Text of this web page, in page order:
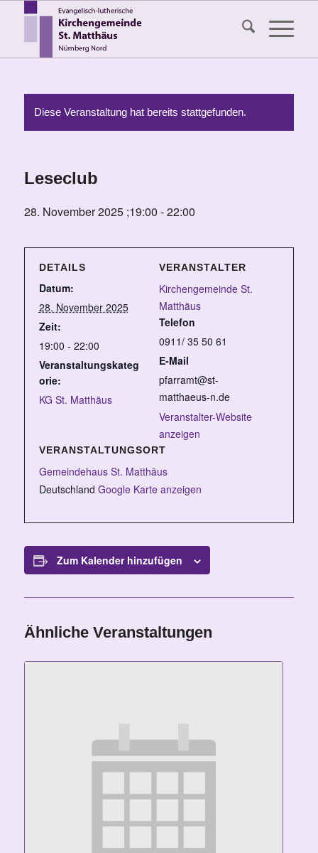
Diese Veranstaltung hat bereits stattgefunden.
Leseclub
28. November 2025 ;19:00 -22:00
DETAILS
Datum:
28. November 2025
Zeit:
19:00 - 22:00
Veranstaltungskateg
orie:
KG St. Matthäus
VERANSTALTUNGSORT
Gemeindehaus St. Matthäus
Deutschland Google Karte anzeigen
VERANSTALTER
Kirchengemeinde St.
Matthäus
Telefon
0911/ 35 50 61
E-Mail
pfarramt@st-
matthaeus-n.de
Veranstalter-Website
anzeigen
Zum Kalender hinzufügen
Ähnliche Veranstaltungen